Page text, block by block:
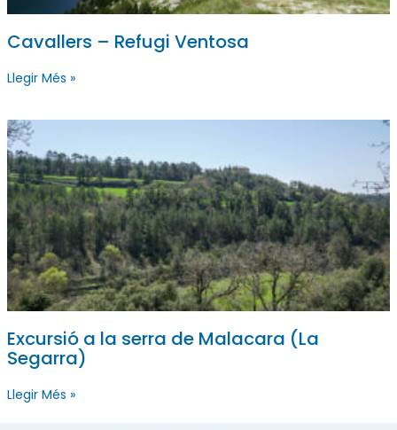
Cavallers – Refugi Ventosa
Llegir Més »
Excursió a la serra de Malacara (La
Segarra)
Llegir Més »